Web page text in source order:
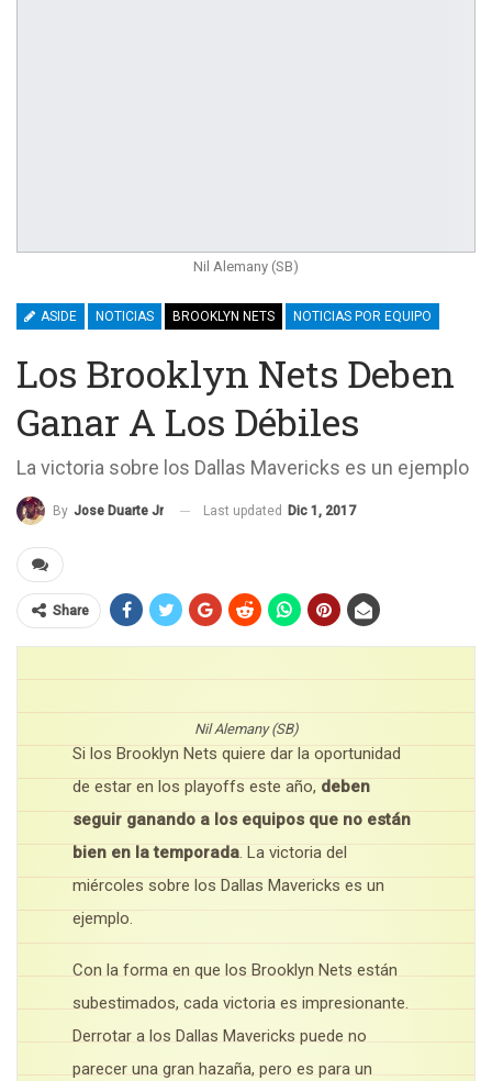
Nil Alemany (SB)
ASIDE NOTICIAS BROOKLYN NETS NOTICIAS POR EQUIPO
Los Brooklyn Nets Deben
Ganar A Los Débiles
La victoria sobre los Dallas Mavericks es un ejemplo
By Jose Duarte Jr Last updated Dic 1, 2017
Share
Nil Alemany (SB)
Si los Brooklyn Nets quiere dar la oportunidad
de estar en los playoffs este año, deben
seguir ganando a los equipos que no están
bien en la temporada. La victoria del
miércoles sobre los Dallas Mavericks es un
ejemplo.
Con la forma en que los Brooklyn Nets están
subestimados, cada victoria es impresionante.
Derrotar a los Dallas Mavericks puede no
parecer una gran hazaña, pero es para un